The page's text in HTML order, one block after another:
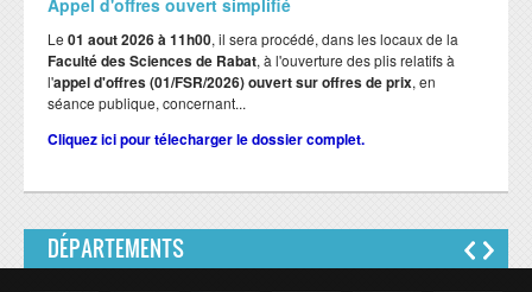
Le 01 aout 2026 à 11h00, il sera procédé, dans les locaux de la
Faculté des Sciences de Rabat, à l'ouverture des plis relatifs à
l'appel d'offres (01/FSR/2026) ouvert sur offres de prix, en
séance publique, concernant...
Cliquez ici pour télecharger le dossier complet.
DÉPARTEMENTS